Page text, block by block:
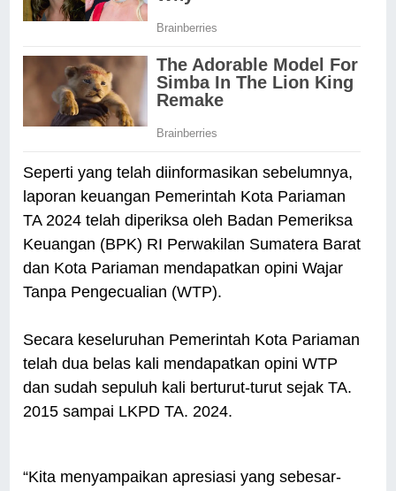
Seperti yang telah diinformasikan sebelumnya,
laporan keuangan Pemerintah Kota Pariaman
TA 2024 telah diperiksa oleh Badan Pemeriksa
Keuangan (BPK) RI Perwakilan Sumatera Barat
dan Kota Pariaman mendapatkan opini Wajar
Tanpa Pengecualian (WTP).
Secara keseluruhan Pemerintah Kota Pariaman
telah dua belas kali mendapatkan opini WTP
dan sudah sepuluh kali berturut-turut sejak TA.
2015 sampai LKPD TA. 2024.
“Kita menyampaikan apresiasi yang sebesar-